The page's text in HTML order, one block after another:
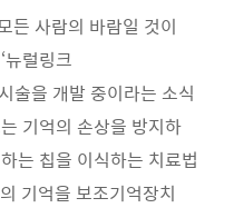
든 사람의 바람일 것이
뉴럴링크
술을 개발 중이라는 소식
기억의 손상을 방지하
는 칩을 이식하는 치료법
기억을 보조기억장치